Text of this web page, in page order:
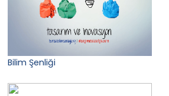
Bilim Şenliği